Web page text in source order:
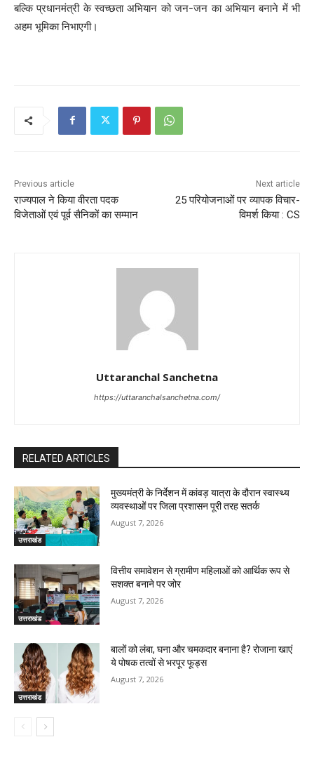
बल्कि प्रधानमंत्री के स्वच्छता अभियान को जन-जन का अभियान बनाने में भी
अहम भूमिका निभाएगी।
Previous article
राज्यपाल ने किया वीरता पदक
विजेताओं एवं पूर्व सैनिकों का सम्मान
Next article
25 परियोजनाओं पर व्यापक विचार-
विमर्श किया : CS
Uttaranchal Sanchetna
https://uttaranchalsanchetna.com/
RELATED ARTICLES
उत्तराखंड
मुख्यमंत्री के निर्देशन में कांवड़ यात्रा के दौरान स्वास्थ्य
व्यवस्थाओं पर जिला प्रशासन पूरी तरह सतर्क
August 7, 2026
उत्तराखंड
वित्तीय समावेशन से ग्रामीण महिलाओं को आर्थिक रूप से
सशक्त बनाने पर जोर
August 7, 2026
उत्तराखंड
बालों को लंबा, घना और चमकदार बनाना है? रोजाना खाएं
ये पोषक तत्वों से भरपूर फूड्स
August 7, 2026